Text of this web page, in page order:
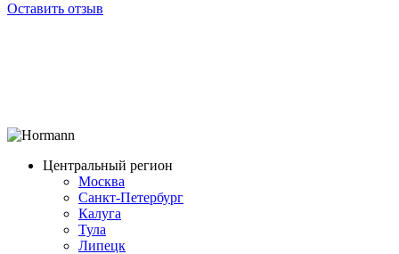
Оставить отзыв
Центральный регион
Москва
Санкт-Петербург
Калуга
Тула
Липецк